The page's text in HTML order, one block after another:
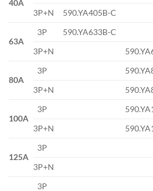
40A
3P+N
590.YA405B-C
63A
3P
590.YA633B-C
3P+N
80A
3P
3P+N
100A
3P
3P+N
125A
3P
3P+N
3P